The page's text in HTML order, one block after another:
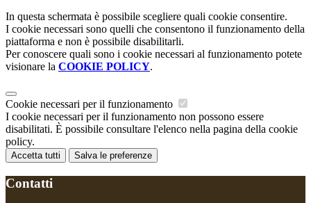
In questa schermata è possibile scegliere quali cookie consentire.
I cookie necessari sono quelli che consentono il funzionamento della
piattaforma e non è possibile disabilitarli.
Per conoscere quali sono i cookie necessari al funzionamento potete
visionare la COOKIE POLICY.
Cookie necessari per il funzionamento
I cookie necessari per il funzionamento non possono essere
disabilitati. È possibile consultare l'elenco nella pagina della cookie
policy.
Accetta tutti Salva le preferenze
Contatti